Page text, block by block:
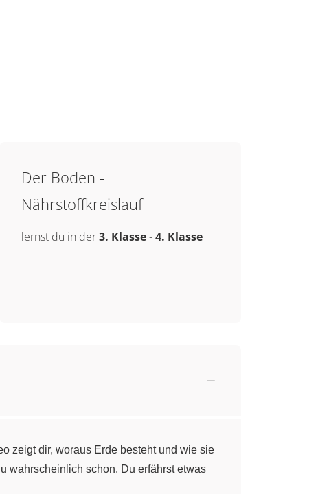
Der Boden -
Nährstoffkreislauf
lernst du in der3. Klasse-4. Klasse
zeigt dir, woraus Erde besteht und wie sie
wahrscheinlich schon. Du erfährst etwas